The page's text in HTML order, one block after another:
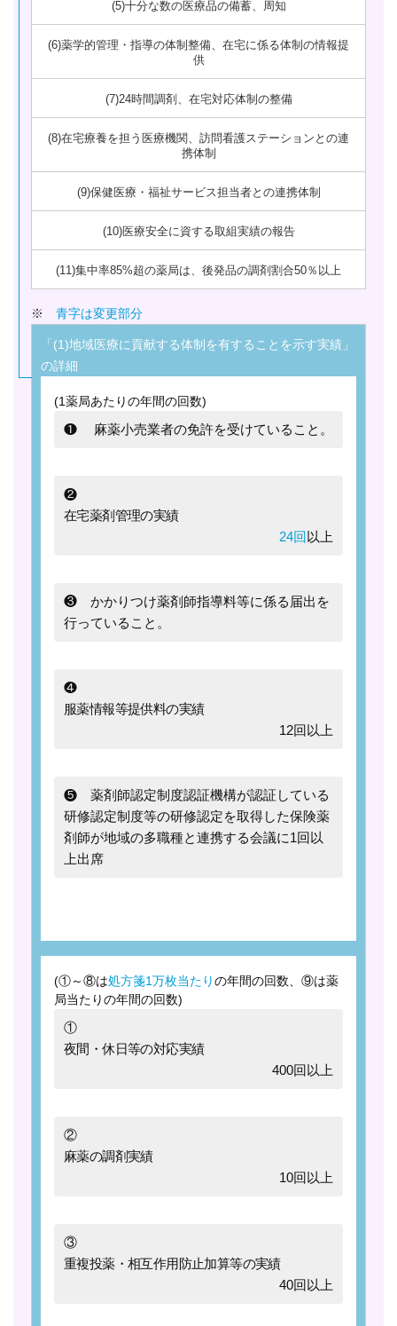
(5)十分な数の医療品の備蓄、周知
(6)薬学的管理・指導の体制整備、在宅に係る体制の情報提
供
(7)24時間調剤、在宅対応体制の整備
(8)在宅療養を担う医療機関、訪問看護ステーションとの連
携体制
(9)保健医療・福祉サービス担当者との連携体制
(10)医療安全に資する取組実績の報告
(11)集中率85%超の薬局は、後発品の調剤割合50％以上
※ 青字は変更部分
「(1)地域医療に貢献する体制を有することを示す実績」
の詳細
(1薬局あたりの年間の回数)
❶ 麻薬小売業者の免許を受けていること。
❷
在宅薬剤管理の実績
24回以上
❸ かかりつけ薬剤師指導料等に係る届出を
行っていること。
❹
服薬情報等提供料の実績
12回以上
❺ 薬剤師認定制度認証機構が認証している
研修認定制度等の研修認定を取得した保険薬
剤師が地域の多職種と連携する会議に1回以
上出席
(①～⑧は処方箋1万枚当たりの年間の回数、⑨は薬
局当たりの年間の回数)
①
夜間・休日等の対応実績
400回以上
②
麻薬の調剤実績
10回以上
③
重複投薬・相互作用防止加算等の実績
40回以上